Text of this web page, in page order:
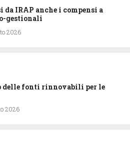
IRAP anche i compensi a
gestionali
2026
delle fonti rinnovabili per le
2026